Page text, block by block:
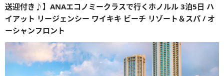
送迎付き♪】ANAエコノミークラスで行くホノルル 3泊5日 ハ
イアット リージェンシー ワイキキ ビーチ リゾート＆スパ / オ
ーシャンフロント